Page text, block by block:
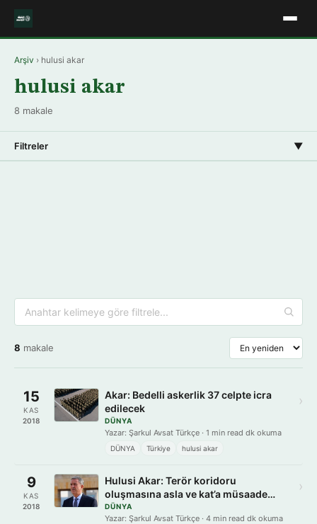
Arşiv › hulusi akar
hulusi akar
8 makale
Filtreler ▼
8 makale
15
KAS
2018
Akar: Bedelli askerlik 37 celpte icra
edilecek
DÜNYA
Yazar: Şarkul Avsat Türkçe · 1 min read dk okuma
DÜNYA Türkiye hulusi akar
›
9
KAS
2018
Hulusi Akar: Terör koridoru
oluşmasına asla ve kat’a müsaade
etmeyeceğiz
DÜNYA
Yazar: Şarkul Avsat Türkçe · 4 min read dk okuma
›